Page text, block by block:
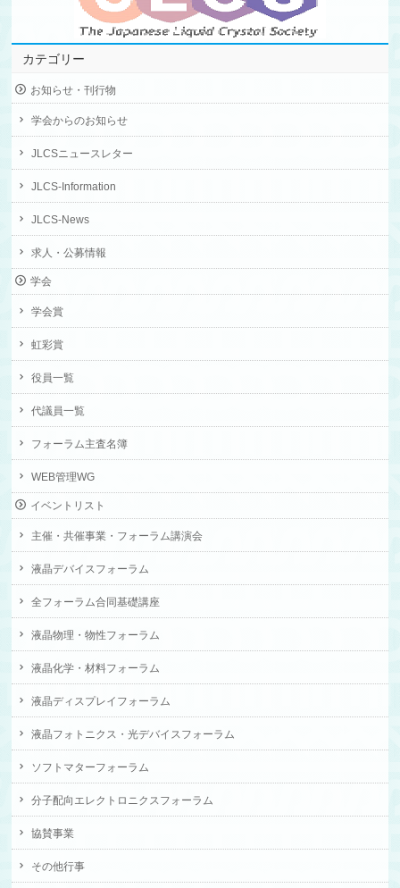
カテゴリー
お知らせ・刊行物
学会からのお知らせ
JLCSニュースレター
JLCS-Information
JLCS-News
求人・公募情報
学会
学会賞
虹彩賞
役員一覧
代議員一覧
フォーラム主査名簿
WEB管理WG
イベントリスト
主催・共催事業・フォーラム講演会
液晶デバイスフォーラム
全フォーラム合同基礎講座
液晶物理・物性フォーラム
液晶化学・材料フォーラム
液晶ディスプレイフォーラム
液晶フォトニクス・光デバイスフォーラム
ソフトマターフォーラム
分子配向エレクトロニクスフォーラム
協賛事業
その他行事